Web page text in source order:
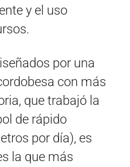
y el uso
por una
con más
que trabajó la
de rápido
por día), es
la que más